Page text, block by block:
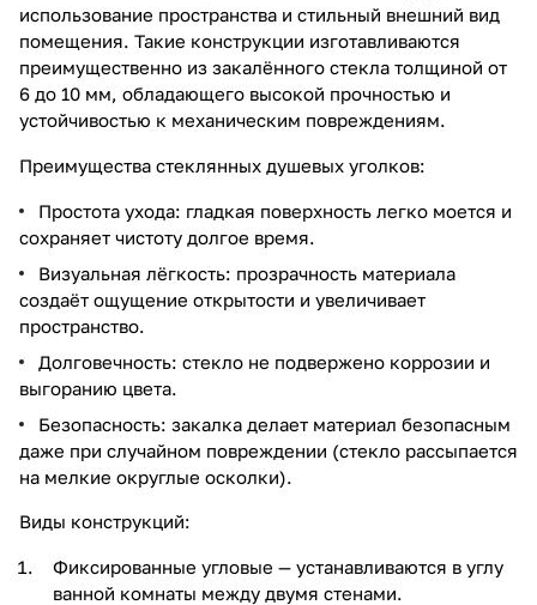
использование пространства и стильный внешний вид
помещения. Такие конструкции изготавливаются
преимущественно из закалённого стекла толщиной от
6 до 10 мм, обладающего высокой прочностью и
устойчивостью к механическим повреждениям.
Преимущества стеклянных душевых уголков:
Простота ухода: гладкая поверхность легко моется и
сохраняет чистоту долгое время.
Визуальная лёгкость: прозрачность материала
создаёт ощущение открытости и увеличивает
пространство.
Долговечность: стекло не подвержено коррозии и
выгоранию цвета.
Безопасность: закалка делает материал безопасным
даже при случайном повреждении (стекло рассыпается
на мелкие округлые осколки).
Виды конструкций:
Фиксированные угловые — устанавливаются в углу
ванной комнаты между двумя стенами.